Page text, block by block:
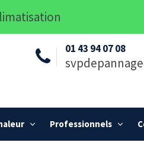
01 43 94 07 08
Professionnels